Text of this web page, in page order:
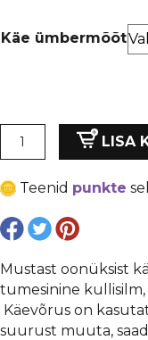
Käe ümbermõõt
Oonüks
ja
kristallidega
vahedetailiga
LISA
Teenid punkte
Mustast oonüksist
tumesinine
Käevõrus on
suurust muuta,